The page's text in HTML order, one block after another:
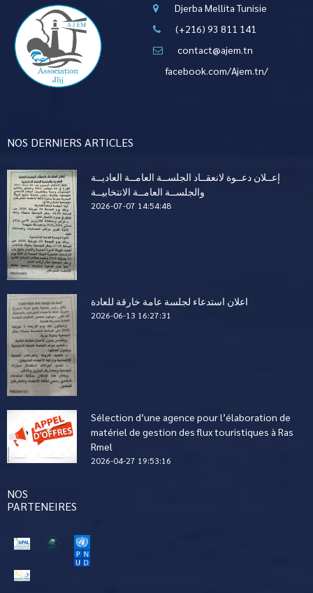
Djerba Mellita Tunisie
(+216) 93 811 141
contact@ajem.tn
facebook.com/Ajem.tn/
NOS DERNIERS ARTICLES
إعــلان دعــوة لانعقــاد الجلســة العامــة العاديــة
والجلســة العامــة الانتخابيــة
2026-07-07 14:54:48
اعلان استدعاء لجلسة عامة خارقة للعادة
2026-06-13 16:27:31
Sélection d’une agence pour l’élaboration de
matériel de gestion des flux touristiques à Ras
Rmel
2026-04-27 19:53:16
NOS
PARTENEIRES